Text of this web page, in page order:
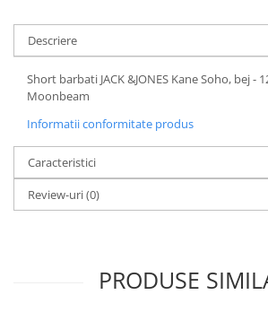
Descriere
Short barbati JACK &JONES Kane Soho, bej -
Moonbeam
Informatii conformitate produs
Caracteristici
Review-uri(0)
PRODUSE